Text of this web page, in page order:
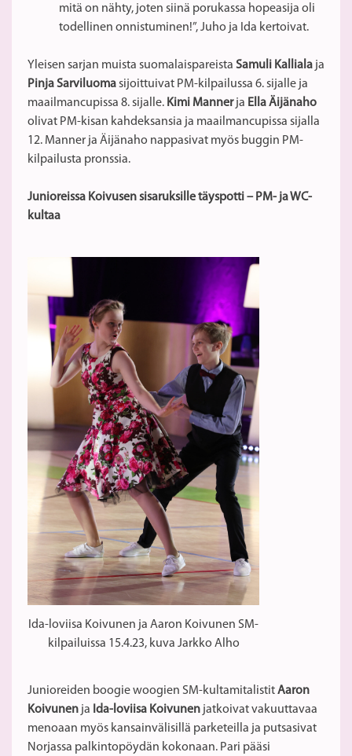
mitä on nähty, joten siinä porukassa hopeasija oli
todellinen onnistuminen!”, Juho ja Ida kertoivat.
Yleisen sarjan muista suomalaispareista Samuli Kalliala ja
Pinja Sarviluomasijoittuivat PM-kilpailussa 6. sijalle ja
maailmancupissa 8. sijalle. Kimi Mannerja Ella Äijänaho
olivat PM-kisan kahdeksansia ja maailmancupissa sijalla
12. Manner ja Äijänaho nappasivat myös buggin PM-
kilpailusta pronssia.
Junioreissa Koivusen sisaruksille täyspotti – PM- ja WC-
kultaa
Ida-loviisa Koivunen ja Aaron Koivunen SM-
kilpailuissa 15.4.23, kuva Jarkko Alho
Junioreiden boogie woogien SM-kultamitalistitAaron
Koivunen ja Ida-loviisa Koivunen jatkoivat vakuuttavaa
menoaan myös kansainvälisillä parketeilla ja putsasivat
Norjassa palkintopöydän kokonaan. Pari pääsi